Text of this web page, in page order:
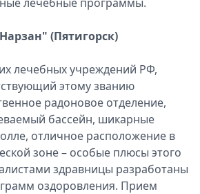
(Пятигорск)
лечебных учреждений РФ,
этому званию
радоновое отделение,
бассейн, шикарные
отличное расположение в
зоне – особые плюсы этого
здравницы разработаны
оздоровления. Прием